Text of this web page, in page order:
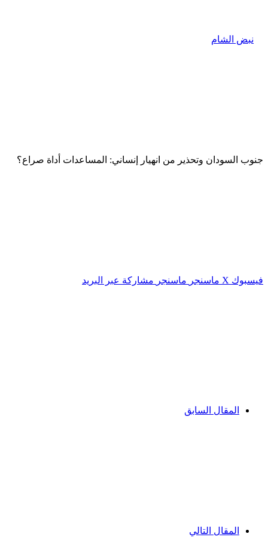
جنوب السودان وتحذير من انهيار إنساني: المساعدات أداة صراع؟
فيسبوك ‫X ماسنجر ماسنجر مشاركة عبر البريد
المقال السابق
المقال التالي